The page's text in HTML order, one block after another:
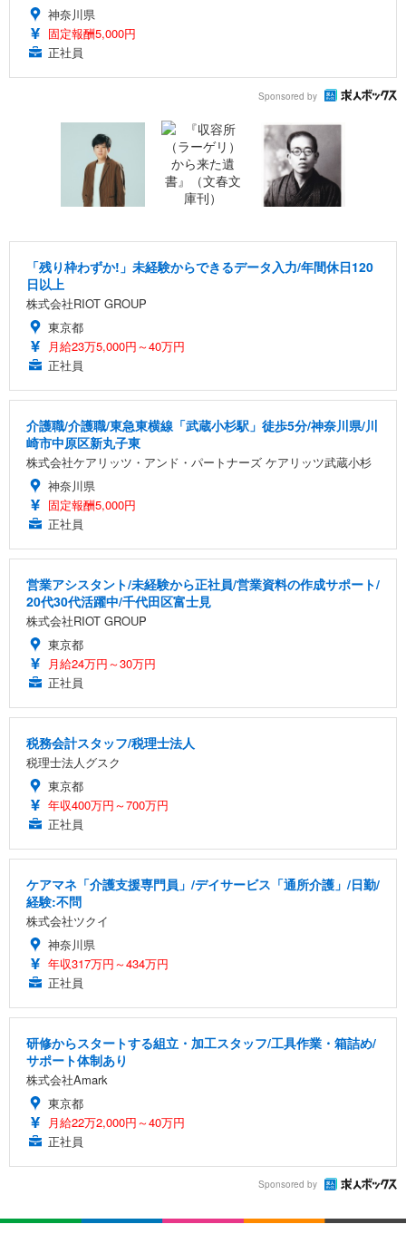
神奈川県
固定報酬5,000円
正社員
Sponsored by
「残り枠わずか!」未経験からできるデータ入力/年間休日120
日以上
株式会社RIOT GROUP
東京都
月給23万5,000円～40万円
正社員
介護職/介護職/東急東横線「武蔵小杉駅」徒歩5分/神奈川県/川
崎市中原区新丸子東
株式会社ケアリッツ・アンド・パートナーズ ケアリッツ武蔵小杉
神奈川県
固定報酬5,000円
正社員
営業アシスタント/未経験から正社員/営業資料の作成サポート/
20代30代活躍中/千代田区富士見
株式会社RIOT GROUP
東京都
月給24万円～30万円
正社員
税務会計スタッフ/税理士法人
税理士法人グスク
東京都
年収400万円～700万円
正社員
ケアマネ「介護支援専門員」/デイサービス「通所介護」/日勤/
経験:不問
株式会社ツクイ
神奈川県
年収317万円～434万円
正社員
研修からスタートする組立・加工スタッフ/工具作業・箱詰め/
サポート体制あり
株式会社Amark
東京都
月給22万2,000円～40万円
正社員
Sponsored by